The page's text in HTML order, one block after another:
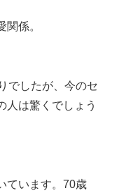
係。
でしたが、今のセ
人は驚くでしょう
ています。70歳